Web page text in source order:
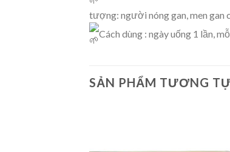
tượng: người nóng gan, men gan
Cách dùng : ngày uống 1 lần,
SẢN PHẨM TƯƠNG